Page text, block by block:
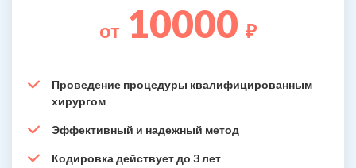
от 10000 ₽
Проведение процедуры квалифицированным
хирургом
Эффективный и надежный метод
Кодировка действует до 3 лет